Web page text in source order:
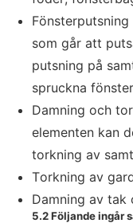
som går att
putsning på
spruckna
Damning och
elementen kan
torkning av
Torkning av
Damning av tak
5.2 Följande ingår